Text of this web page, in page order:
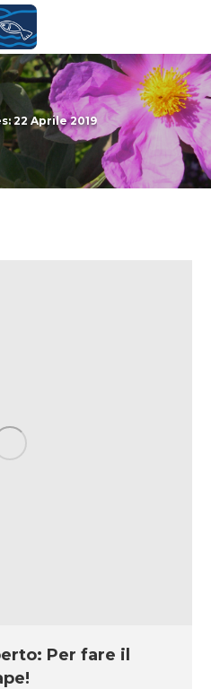
22 Aprile 2019
You are here:
Per fare il